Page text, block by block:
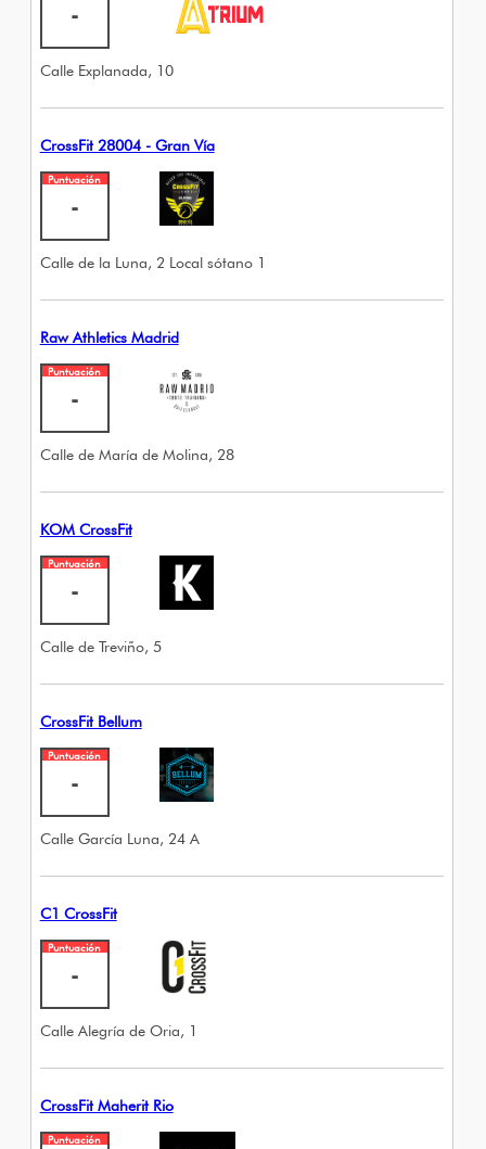
-
Calle Explanada, 10
CrossFit 28004 - Gran Vía
Puntuación
-
Calle de la Luna, 2 Local sótano 1
Raw Athletics Madrid
Puntuación
-
Calle de María de Molina, 28
KOM CrossFit
Puntuación
-
Calle de Treviño, 5
CrossFit Bellum
Puntuación
-
Calle García Luna, 24 A
C1 CrossFit
Puntuación
-
Calle Alegría de Oria, 1
CrossFit Maherit Rio
Puntuación